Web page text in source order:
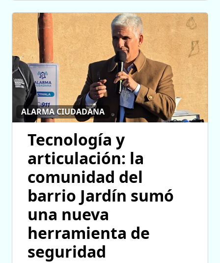
ALARMA CIUDADANA
Tecnología y
articulación: la
comunidad del
barrio Jardín sumó
una nueva
herramienta de
seguridad